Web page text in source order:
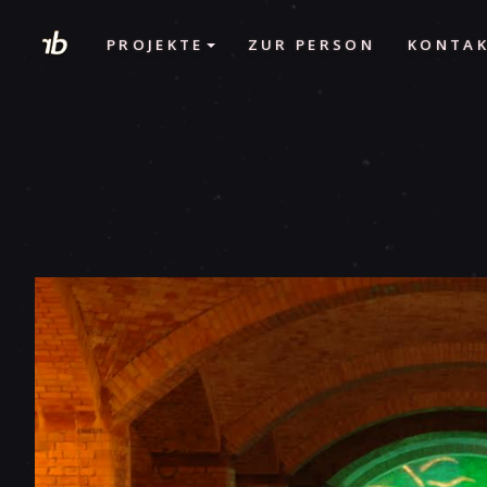
PROJEKTE ZUR PERSON